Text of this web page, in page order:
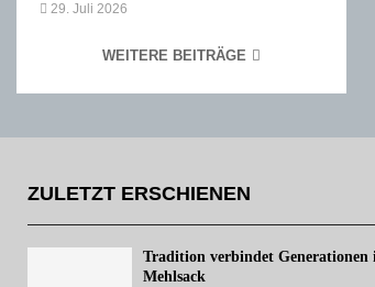
29. Juli 2026
WEITERE BEITRÄGE
ZULETZT ERSCHIENEN
Tradition verbindet Generationen
Mehlsack